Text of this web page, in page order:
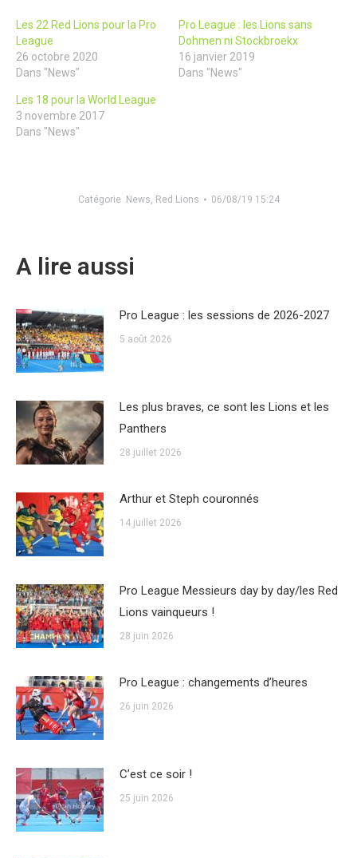
Les 22 Red Lions pour la Pro
League
26 octobre 2020
Dans "News"
Pro League : les Lions sans
Dohmen ni Stockbroekx
16 janvier 2019
Dans "News"
Les 18 pour la World League
3 novembre 2017
Dans "News"
Catégorie News, Red Lions 06/08/19 15:24
A lire aussi
Pro League : les sessions de 2026-2027
5 août 2026
Les plus braves, ce sont les Lions et les
Panthers
28 juillet 2026
Arthur et Steph couronnés
14 juillet 2026
Pro League Messieurs day by day/les Red
Lions vainqueurs !
28 juin 2026
Pro League : changements d’heures
26 juin 2026
C’est ce soir !
25 juin 2026